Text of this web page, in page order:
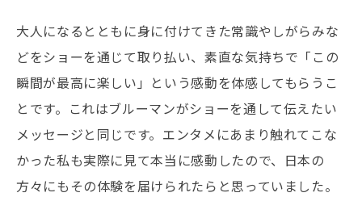
大人になるとともに身に付けてきた常識やしがらみな
どをショーを通じて取り払い、素直な気持ちで「この
瞬間が最高に楽しい」という感動を体感してもらうこ
とです。これはブルーマンがショーを通して伝えたい
メッセージと同じです。エンタメにあまり触れてこな
かった私も実際に見て本当に感動したので、日本の
方々にもその体験を届けられたらと思っていました。